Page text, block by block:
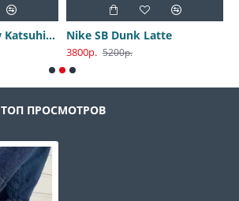
Nike SB Dunk Low Katsuhiro Otomo Nike SB Dunk Latte
3800р. 5200р.
ТОП ПРОСМОТРОВ